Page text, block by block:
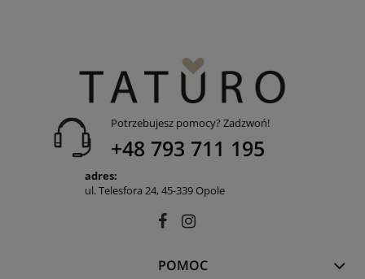
Potrzebujesz pomocy? Zadzwoń!
+48 793 711 195
adres:
ul. Telesfora 24, 45-339 Opole
POMOC